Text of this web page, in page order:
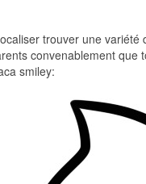
trouver une
convenablement
smiley: